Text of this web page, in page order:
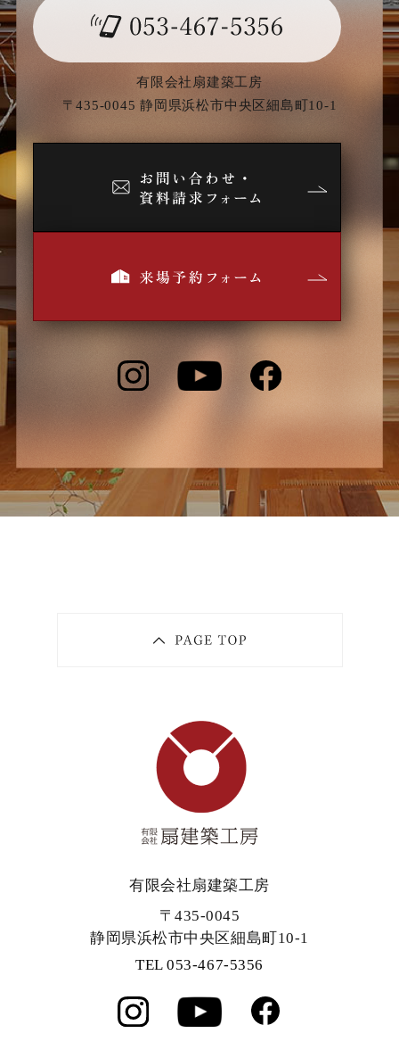
有限会社扇建築工房
〒435-0045 静岡県浜松市中央区細島町10-1
有限会社扇建築工房
〒435-0045
静岡県浜松市中央区細島町10-1
TEL 053-467-5356